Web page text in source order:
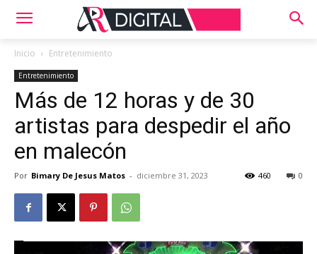
Inicio Entretenimiento
Entretenimiento
Más de 12 horas y de 30
artistas para despedir el año
en malecón
Por Bimary De Jesus Matos - diciembre 31, 2023 0
460